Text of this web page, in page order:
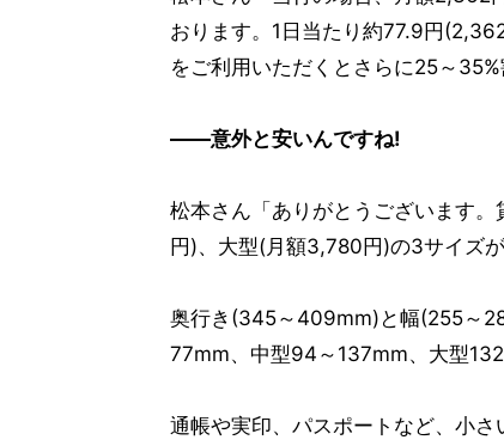
おります。1日当たり約77.9円
をご利用いただくとさらに25～35%
――意外と安いんですね!
松本さん「ありがとうございます
円)、大型(月額3,780円)の3サイズが
奥行き(345～409mm)と幅(255～
77mm、中型94～137mm、大型132
通帳や実印、パスポートなど、小